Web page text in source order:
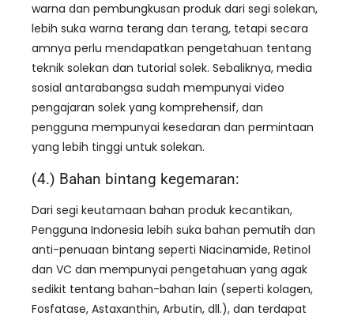
warna dan pembungkusan produk dari segi solekan,
lebih suka warna terang dan terang, tetapi secara
amnya perlu mendapatkan pengetahuan tentang
teknik solekan dan tutorial solek. Sebaliknya, media
sosial antarabangsa sudah mempunyai video
pengajaran solek yang komprehensif, dan
pengguna mempunyai kesedaran dan permintaan
yang lebih tinggi untuk solekan.
(4.) Bahan bintang kegemaran:
Dari segi keutamaan bahan produk kecantikan,
Pengguna Indonesia lebih suka bahan pemutih dan
anti-penuaan bintang seperti Niacinamide, Retinol
dan VC dan mempunyai pengetahuan yang agak
sedikit tentang bahan-bahan lain (seperti kolagen,
Fosfatase, Astaxanthin, Arbutin, dll.), dan terdapat